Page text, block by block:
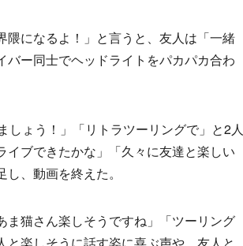
になるよ！」と言うと、友人は「一緒
ー同士でヘッドライトをパカパカ合わ
ょう！」「リトラツーリングで」と2人
ブできたかな」「久々に友達と楽しい
、動画を終えた。
猫さん楽しそうですね」「ツーリング